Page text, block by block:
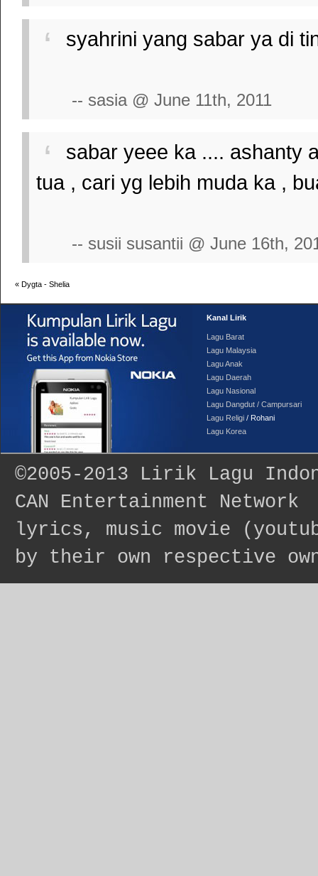
syahrini yang sabar ya di
-- sasia @ June 11th, 2011
sabar yeee ka .... ashanty
tua , cari yg lebih muda ka ,
-- susii susantii @ June 16th,
« Dygta - Shelia
Kanal Lirik
Lagu Barat
Lagu Malaysia
Lagu Anak
Lagu Daerah
Lagu Nasional
Lagu Dangdut / Campursari
Lagu Religi / Rohani
Lagu Korea
©2005-2013 Lirik Lagu
CAN Entertainment Network
lyrics, music movie
by their own respective